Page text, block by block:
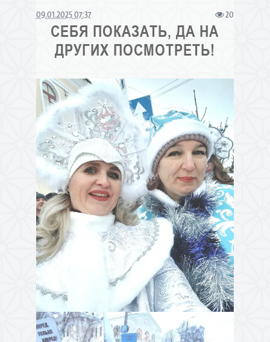
09.01.2025 07:37 20
СЕБЯ ПОКАЗАТЬ, ДА НА
ДРУГИХ ПОСМОТРЕТЬ!